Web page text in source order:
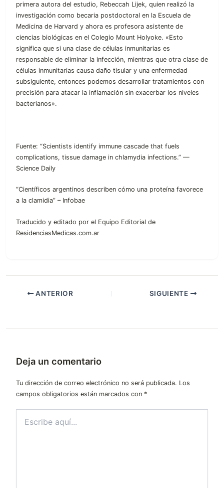
primera autora del estudio, Rebeccah Lijek, quien realizó la
investigación como becaria postdoctoral en la Escuela de
Medicina de Harvard y ahora es profesora asistente de
ciencias biológicas en el Colegio Mount Holyoke. «Esto
significa que si una clase de células inmunitarias es
responsable de eliminar la infección, mientras que otra clase de
células inmunitarias causa daño tisular y una enfermedad
subsiguiente, entonces podemos desarrollar tratamientos con
precisión para atacar la inflamación sin exacerbar los niveles
bacterianos».
Fuente: “Scientists identify immune cascade that fuels
complications, tissue damage in chlamydia infections.” —
Science Daily
“Científicos argentinos describen cómo una proteína favorece
a la clamidia” – Infobae
Traducido y editado por el Equipo Editorial de
ResidenciasMedicas.com.ar
ANTERIOR SIGUIENTE
Deja un comentario
Tu dirección de correo electrónico no será publicada. Los
campos obligatorios están marcados con *
aquí...